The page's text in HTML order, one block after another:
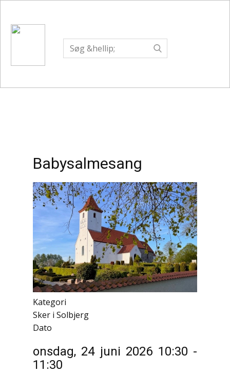
LOKALSAMFUNDET SOLBJERG
Babysalmesang
Kategori
Sker i Solbjerg
Dato
onsdag, 24 juni 2026 10:30 -
11:30